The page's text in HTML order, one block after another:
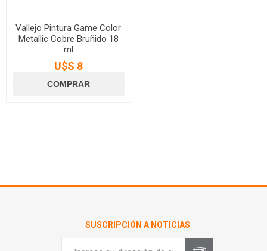
Vallejo Pintura Game Color
Metallic Cobre Bruñido 18
ml
U$S 8
SUSCRIPCIÓN A NOTICIAS